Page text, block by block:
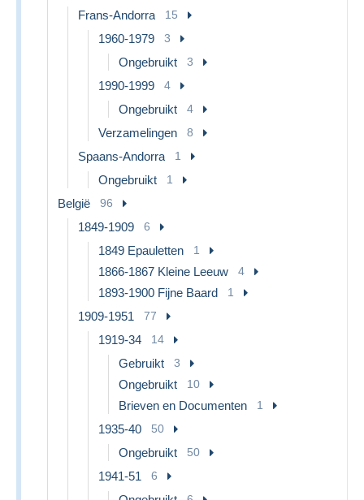
Frans-Andorra 15
1960-1979 3
Ongebruikt 3
1990-1999 4
Ongebruikt 4
Verzamelingen 8
Spaans-Andorra 1
Ongebruikt 1
België 96
1849-1909 6
1849 Epauletten 1
1866-1867 Kleine Leeuw 4
1893-1900 Fijne Baard 1
1909-1951 77
1919-34 14
Gebruikt 3
Ongebruikt 10
Brieven en Documenten 1
1935-40 50
Ongebruikt 50
1941-51 6